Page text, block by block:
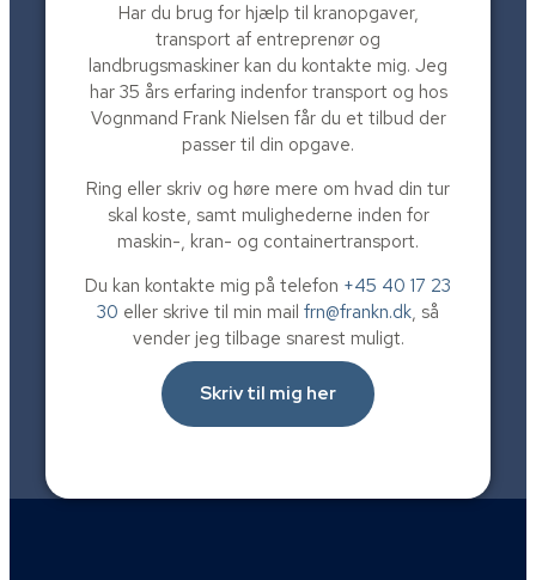
Har du brug for hjælp til kranopgaver,
transport af entreprenør og
landbrugsmaskiner kan du kontakte mig.​ Jeg
har 35 års erfaring indenfor transport og hos
Vognmand Frank Nielsen får du et tilbud der
passer til din opgave.
Ring eller skriv og høre mere om hvad din tur
skal koste, samt mulighederne inden for
maskin-, kran- og containertransport.
Du kan kontakte mig på telefon +45 40 17 23
30 eller skrive til min mail frn@frankn.dk, så
vender jeg tilbage snarest muligt.
Skriv til mig her